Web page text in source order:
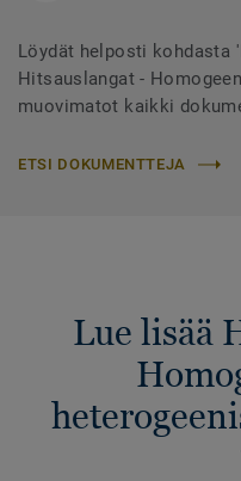
Löydät helposti kohdasta
Hitsauslangat -
muovimatot kaikki
ETSI DOKUMENTTEJA
Lue lisää